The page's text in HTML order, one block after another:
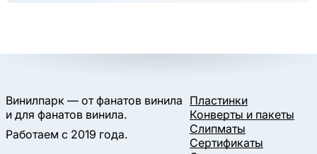
Винилпарк — от фанатов винила
и для фанатов винила.
Работаем с 2019 года.
Пластинки
Конверты и пакеты
Слипматы
Сертификаты